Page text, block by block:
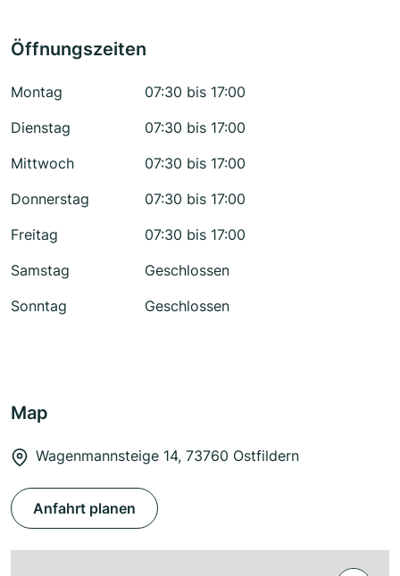
Öffnungszeiten
Montag
07:30 bis 17:00
Dienstag
07:30 bis 17:00
Mittwoch
07:30 bis 17:00
Donnerstag
07:30 bis 17:00
Freitag
07:30 bis 17:00
Samstag
Geschlossen
Sonntag
Geschlossen
Map
Wagenmannsteige 14, 73760 Ostfildern
Anfahrt planen